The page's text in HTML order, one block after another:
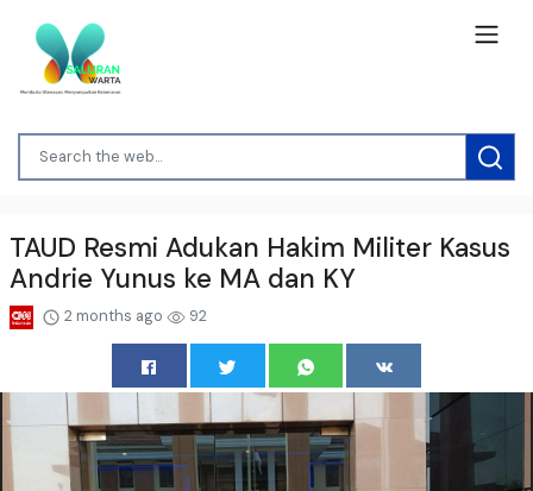
TAUD Resmi Adukan Hakim Militer Kasus
Andrie Yunus ke MA dan KY
2 months ago 92